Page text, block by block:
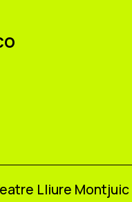
Lliure Montjuic